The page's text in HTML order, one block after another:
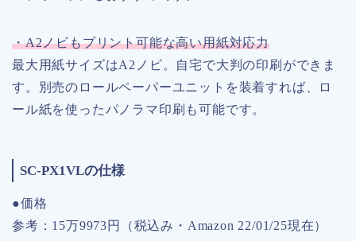
・A2ノビもプリント可能な高い用紙対応力
最大用紙サイズはA2ノビ。自宅で大判の印刷ができま
す。別売のロールペーパーユニットを装着すれば、ロ
ール紙を使ったパノラマ印刷も可能です。
SC-PX1VLの仕様
●価格
参考：15万9973円（税込み・Amazon 22/01/25現在）